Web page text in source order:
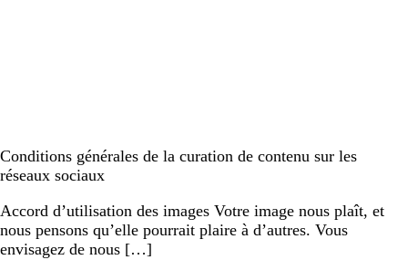
Conditions générales de la curation de contenu sur les
réseaux sociaux
Accord d’utilisation des images Votre image nous plaît, et
nous pensons qu’elle pourrait plaire à d’autres. Vous
envisagez de nous […]